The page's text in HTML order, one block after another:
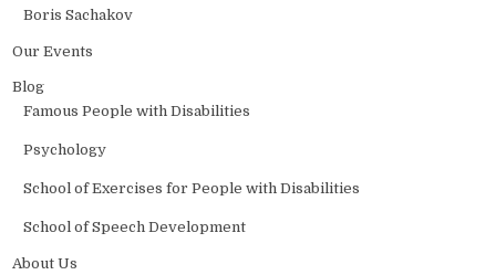
Boris Sachakov
Our Events
Blog
Famous People with Disabilities
Psychology
School of Exercises for People with Disabilities
School of Speech Development
About Us